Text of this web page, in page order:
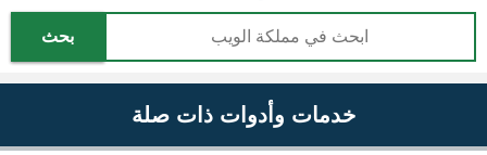
بحث
خدمات وأدوات ذات صلة